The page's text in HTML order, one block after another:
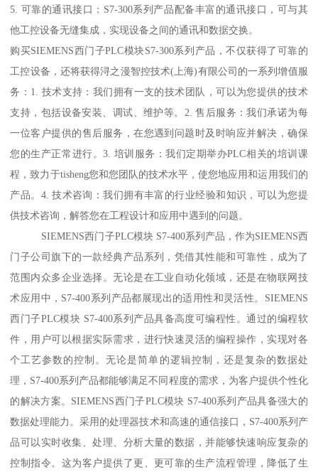
5. 可靠的通讯接口：S7-300系列产品配备丰富的通讯接口，可与其
他工控设备无缝集成，实现设备之间的通讯和数据交换。
购买SIEMENS西门子PLC模块S7-300系列产品，不仅获得了可靠的
工控设备，还将获得浔之漫智控技术(上海)有限公司的一系列增值服
务：1. 技术支持：我们拥有一支的技术团队，可以为您提供的技术
支持，包括设备安装、调试、维护等。2. 售后服务：我们承诺为每
一位客户提供的售后服务，在您遇到问题时及时响应并解决，确保
您的生产正常进行。3. 培训服务：我们定期举办PLC相关的培训课
程，致力于tisheng您和您团队的技术水平，使您地应用和运用我们的
产品。4. 技术咨询：我们拥有丰富的行业经验和知识，可以为您提
供技术咨询，解答您在工程设计和应用中遇到的问题。
SIEMENS西门子PLC模块 S7-400系列产品，作为SIEMENS西
门子公司旗下的一款经典产品系列，凭借其性能和可靠性，成为了
范围内众多企业选择。无论是在工业自动化领域，还是在物联网技
术应用中，S7-400系列产品都展现出的适用性和灵活性。SIEMENS
西门子PLC模块 S7-400系列产品具备高度可编程性。通过的编程软
件，用户可以根据实际需求，进行快速灵活的编程操作，实现对各
个工艺参数的控制。无论是简单的逻辑控制，还是复杂的数据处
理，S7-400系列产品都能够满足不同程度的需求，为客户提供个性化
的解决方案。SIEMENS西门子PLC模块 S7-400系列产品具备强大的
数据处理能力。采用的处理器技术和高速的通信接口，S7-400系列产
品可以实时收集、处理、分析大量的数据，并能够快速响应复杂的
控制指令。这为客户提供了更、更可靠的生产流程管理，降低了生